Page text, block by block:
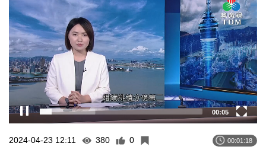
Player
00:06
2024-04-23 12:11 380 0 00:01:18